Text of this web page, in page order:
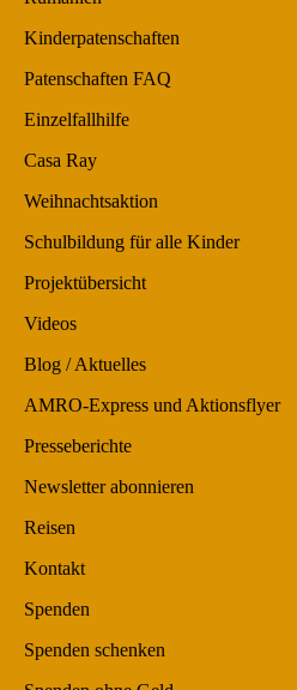
Kinderpatenschaften
Patenschaften FAQ
Einzelfallhilfe
Casa Ray
Weihnachtsaktion
Schulbildung für alle Kinder
Projektübersicht
Videos
Blog / Aktuelles
AMRO-Express und Aktionsflyer
Presseberichte
Newsletter abonnieren
Reisen
Kontakt
Spenden
Spenden schenken